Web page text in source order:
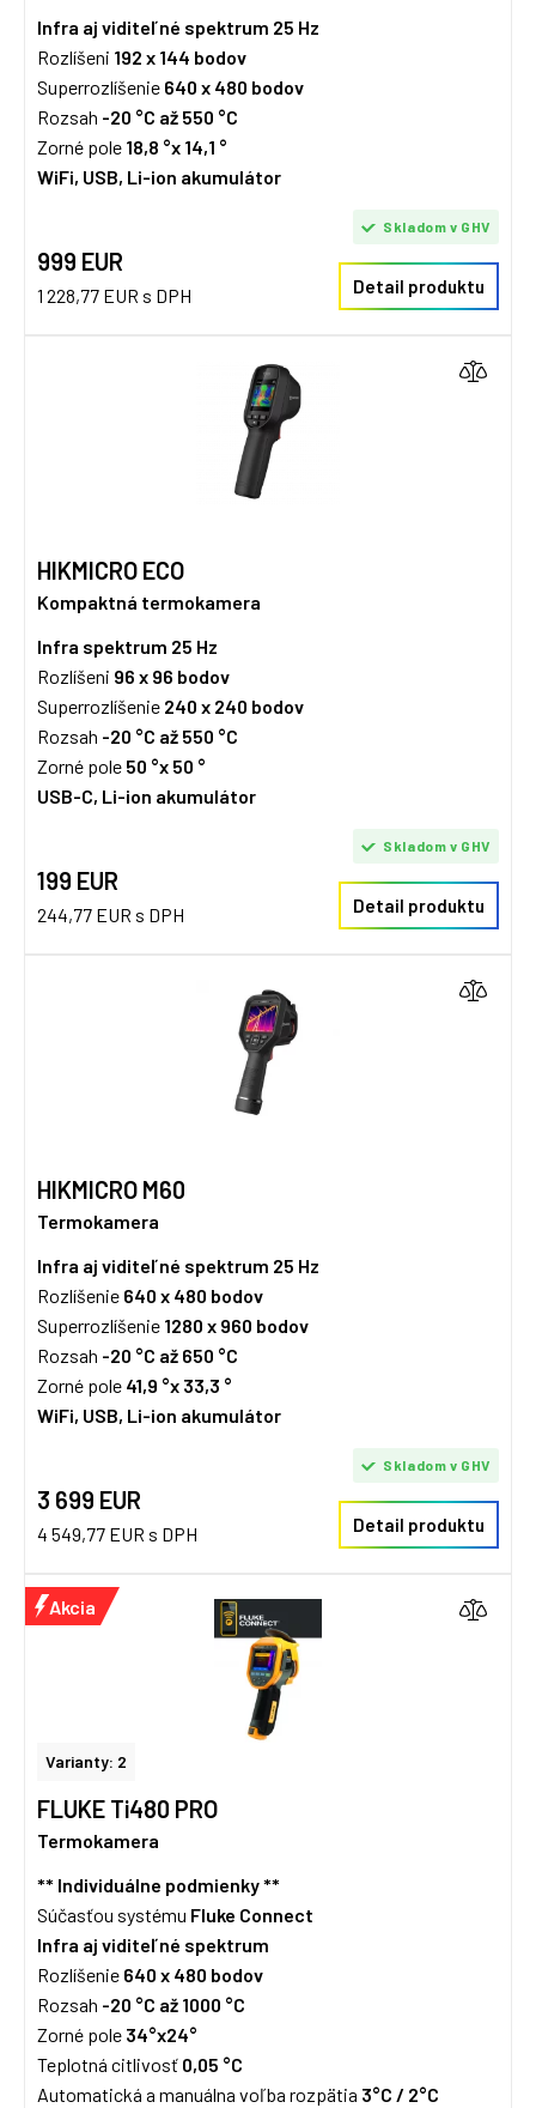
Infra aj viditeľné spektrum 25 Hz
Rozlíšeni 192 x 144 bodov
Superrozlíšenie 640 x 480 bodov
Rozsah -20 °C až 550 °C
Zorné pole 18,8 °x 14,1 °
WiFi, USB, Li-ion akumulátor
999 EUR
1 228,77 EUR s DPH
Skladom v GHV
Detail produktu
HIKMICRO ECO
Kompaktná termokamera
Infra spektrum 25 Hz
Rozlíšeni 96 x 96 bodov
Superrozlíšenie 240 x 240 bodov
Rozsah -20 °C až 550 °C
Zorné pole 50 °x 50 °
USB-C, Li-ion akumulátor
199 EUR
244,77 EUR s DPH
Skladom v GHV
Detail produktu
HIKMICRO M60
Termokamera
Infra aj viditeľné spektrum 25 Hz
Rozlíšenie 640 x 480 bodov
Superrozlíšenie 1280 x 960 bodov
Rozsah -20 °C až 650 °C
Zorné pole 41,9 °x 33,3 °
WiFi, USB, Li-ion akumulátor
3 699 EUR
4 549,77 EUR s DPH
Skladom v GHV
Detail produktu
Varianty: 2
FLUKE Ti480 PRO
Termokamera
** Individuálne podmienky **
Súčasťou systému Fluke Connect
Infra aj viditeľné spektrum
Rozlíšenie 640 x 480 bodov
Rozsah -20 °C až 1000 °C
Zorné pole 34°x24°
Teplotná citlivosť 0,05 °C
Automatická a manuálna voľba rozpätia 3°C / 2°C
Akcia